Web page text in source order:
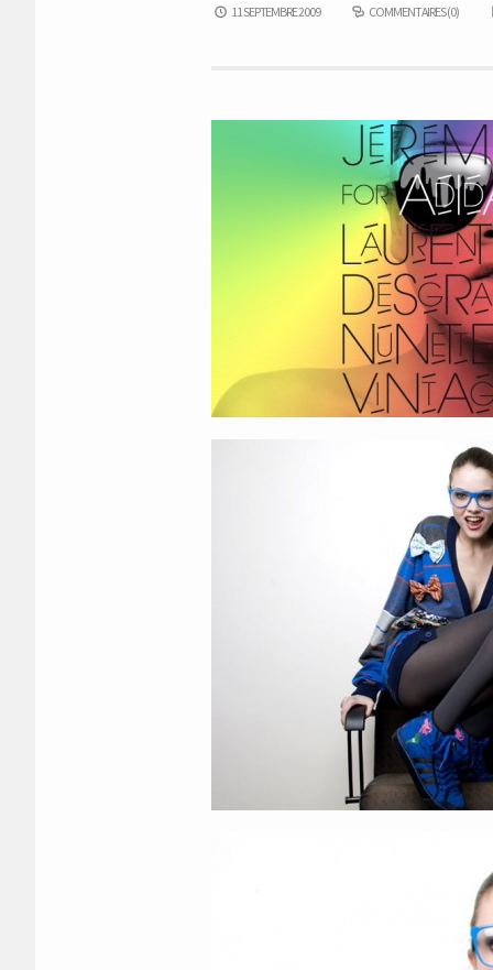
11 SEPTEMBRE 2009 COMMENTAIRES (0)